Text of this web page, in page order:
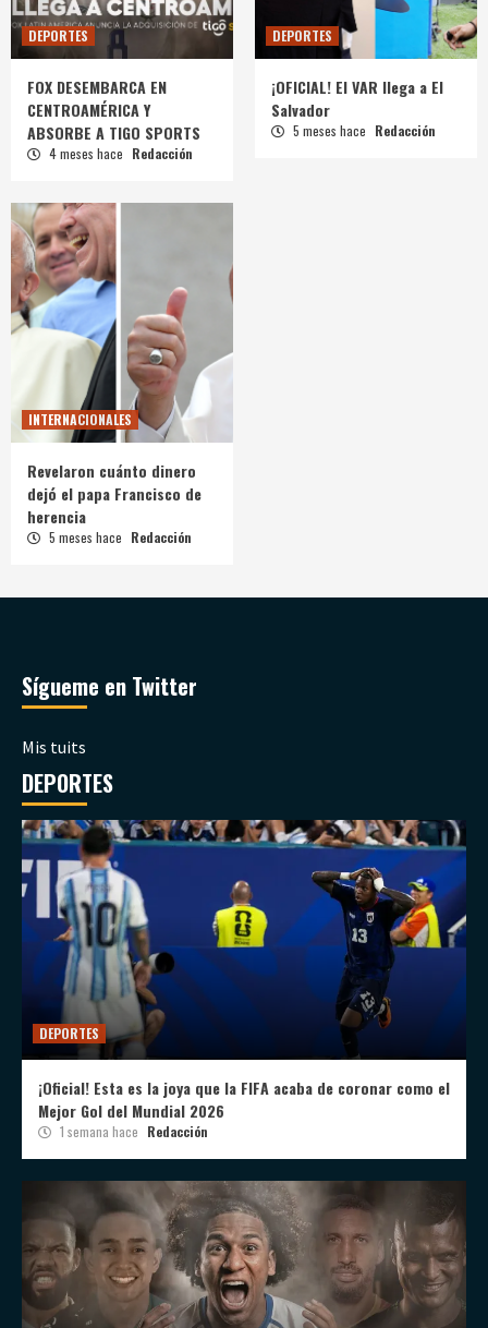
DEPORTES
FOX DESEMBARCA EN
CENTROAMÉRICA Y
ABSORBE A TIGO SPORTS
4 meses hace Redacción
DEPORTES
¡OFICIAL! El VAR llega a El
Salvador
5 meses hace Redacción
INTERNACIONALES
Revelaron cuánto dinero
dejó el papa Francisco de
herencia
5 meses hace Redacción
Sígueme en Twitter
Mis tuits
DEPORTES
DEPORTES
¡Oficial! Esta es la joya que la FIFA acaba de coronar como el
Mejor Gol del Mundial 2026
1 semana hace Redacción